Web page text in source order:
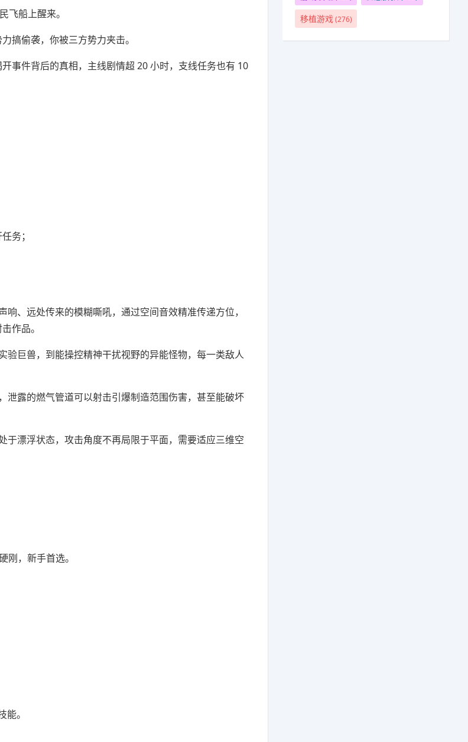
飞船上醒来。
搞偷袭，你被三方势力夹击。
事件背后的真相，主线剧情超 20 小时，支线任务也有 10
务；
、远处传来的模糊嘶吼，通过空间音效精准传递方位，
作品。
巨兽，到能操控精神干扰视野的异能怪物，每一类敌人
露的燃气管道可以射击引爆制造范围伤害，甚至能破坏
漂浮状态，攻击角度不再局限于平面，需要适应三维空
，新手首选。
。
移植游戏(276)